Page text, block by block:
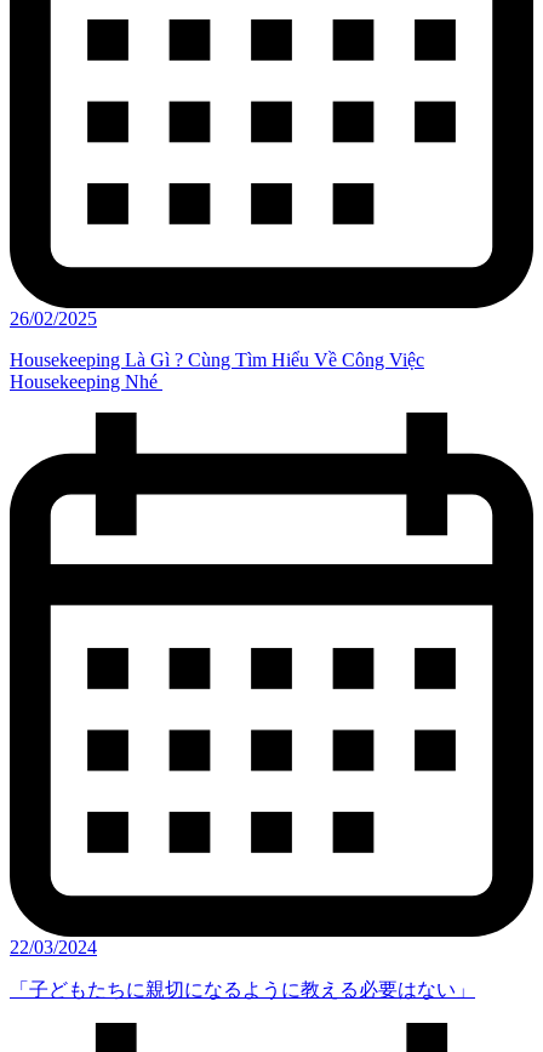
26/02/2025
Housekeeping Là Gì ? Cùng Tìm Hiểu Về Công Việc
Housekeeping Nhé
22/03/2024
「子どもたちに親切になるように教える必要はない」